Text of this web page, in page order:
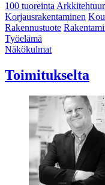
100 tuoreinta
Korjausrakentaminen
Rakennustuote
Työelämä
Näkökulmat
Toimitukselta